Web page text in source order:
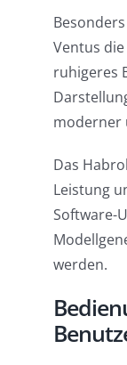
Ventus
ruhigeres
moderner
Das
Leistung
Software-
werden.